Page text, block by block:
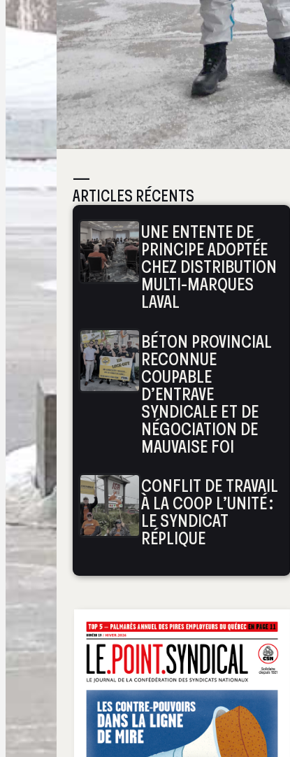
—
ARTICLES RÉCENTS
UNE ENTENTE DE
PRINCIPE ADOPTÉE
CHEZ DISTRIBUTION
MULTI-MARQUES
LAVAL
BÉTON PROVINCIAL
RECONNUE
COUPABLE
D’ENTRAVE
SYNDICALE ET DE
NÉGOCIATION DE
MAUVAISE FOI
CONFLIT DE TRAVAIL
À LA COOP L’UNITÉ :
LE SYNDICAT
RÉPLIQUE